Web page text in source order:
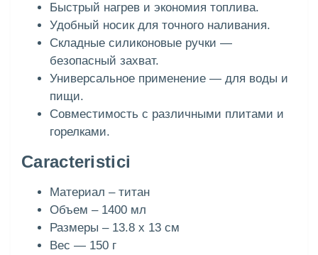
Быстрый нагрев и экономия топлива.
Удобный носик для точного наливания.
Складные силиконовые ручки —
безопасный захват.
Универсальное применение — для воды и
пищи.
Совместимость с различными плитами и
горелками.
Caracteristici
Материал – титан
Объем – 1400 мл
Размеры – 13.8 x 13 см
Вес — 150 г